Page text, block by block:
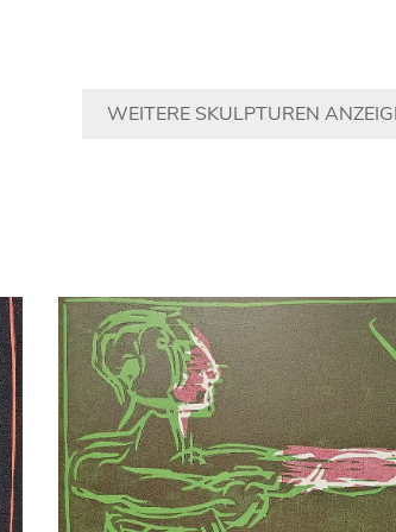
WEITERE SKULPTUREN